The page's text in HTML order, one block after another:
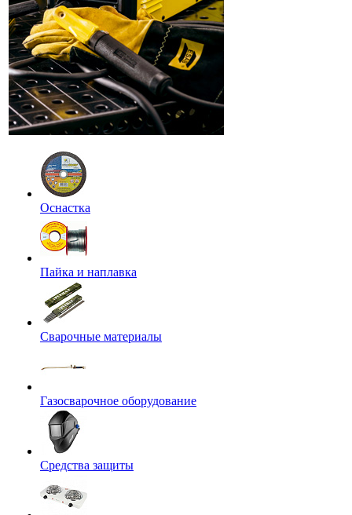
Оснастка
Пайка и наплавка
Сварочные материалы
Газосварочное оборудование
Средства защиты